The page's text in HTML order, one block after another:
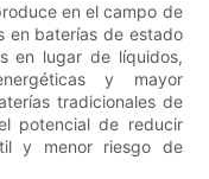
en el campo de
en baterías de estado
en lugar de líquidos,
y mayor
tradicionales de
potencial de reducir
y menor riesgo de